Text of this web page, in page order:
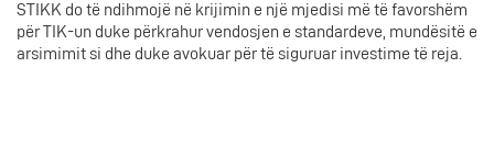
STIKK do të ndihmojë në krijimin e një mjedisi më të favorshëm
për TIK-un duke përkrahur vendosjen e standardeve, mundësitë e
arsimimit si dhe duke avokuar për të siguruar investime të reja.